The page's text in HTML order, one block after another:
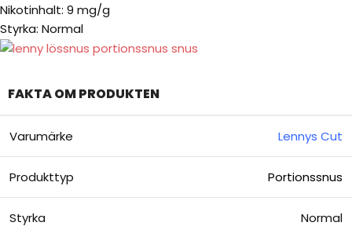
Nikotinhalt: 9 mg/g
Styrka: Normal
FAKTA OM PRODUKTEN
Varumärke Lennys Cut
Produkttyp Portionssnus
Styrka Normal